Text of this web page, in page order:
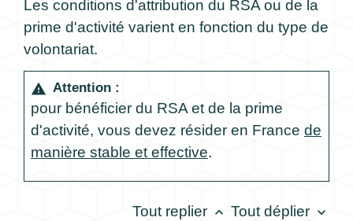
Les conditions d'attribution du RSA ou de la
prime d'activité varient en fonction du type de
volontariat.
warning Attention :
pour bénéficier du RSA et de la prime
d'activité, vous devez résider en France de
manière stable et effective.
Tout replier keyboard_arrow_up Tout déplier keyboard_arrow_down